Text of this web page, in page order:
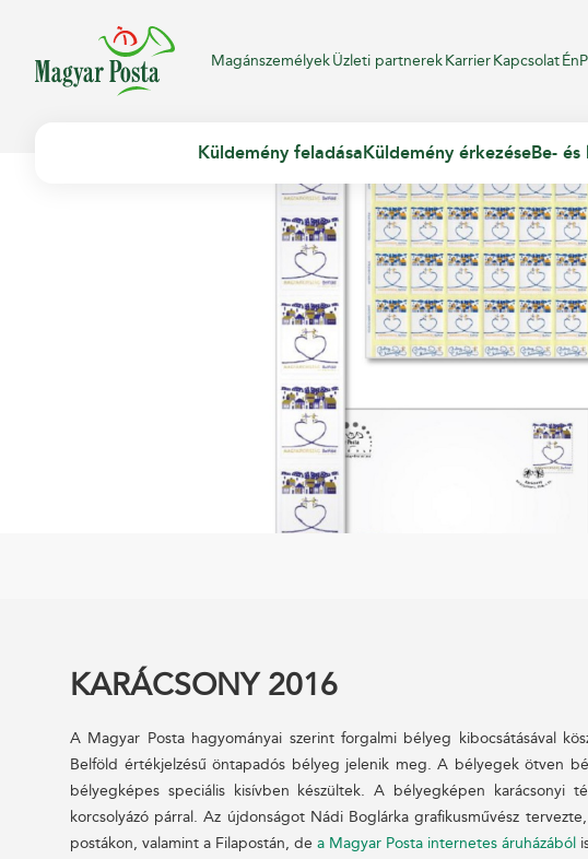
MagánszemélyekÜzleti partnerekKarrierKapcsolat
Küldemény feladása Küldemény érkezéseBe- és
KARÁCSONY 2016
A Magyar Posta hagyományai szerint forgalmi bélyeg kibocsátásával
Belföld értékjelzésű öntapadós bélyeg jelenik meg. A bélyegek ötven
bélyegképes speciális kisívben készültek. A bélyegképen karácsonyi
korcsolyázó párral. Az újdonságot Nádi Boglárka grafikusművész
postákon, valamint a Filapostán, de a Magyar Posta internetes áruházából